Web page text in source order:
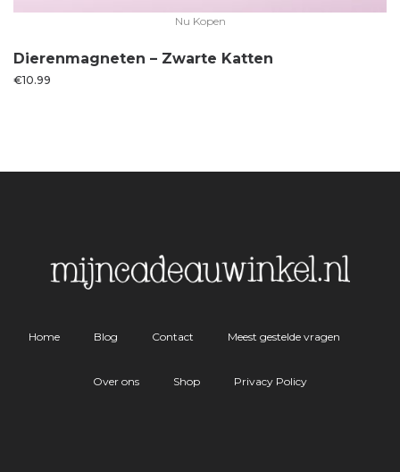
Nu Kopen
Dierenmagneten – Zwarte Katten
€10.99
Home Blog Contact Meest gestelde vragen
Over ons Shop Privacy Policy